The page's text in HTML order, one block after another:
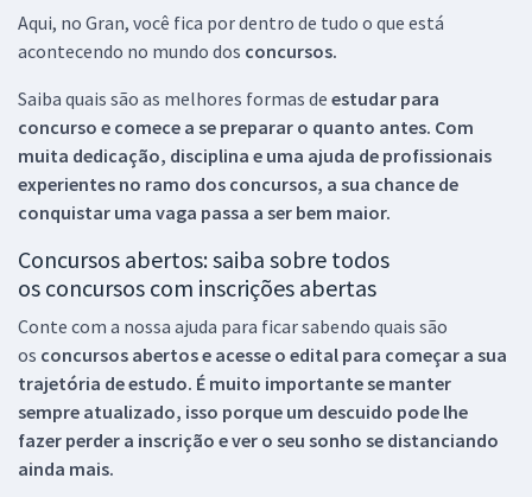
Aqui, no Gran, você fica por dentro de tudo o que está
acontecendo no mundo dos concursos.
Saiba quais são as melhores formas de estudar para
concurso e comece a se preparar o quanto antes. Com
muita dedicação, disciplina e uma ajuda de profissionais
experientes no ramo dos concursos, a sua chance de
conquistar uma vaga passa a ser bem maior.
Concursos abertos: saiba sobre todos
os concursos com inscrições abertas
Conte com a nossa ajuda para ficar sabendo quais são
os concursos abertos e acesse o edital para começar a sua
trajetória de estudo. É muito importante se manter
sempre atualizado, isso porque um descuido pode lhe
fazer perder a inscrição e ver o seu sonho se distanciando
ainda mais.